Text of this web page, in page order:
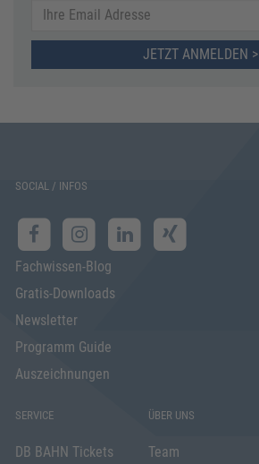
JETZT ANMELDEN >
SOCIAL / INFOS
Fachwissen-Blog
Gratis-Downloads
Newsletter
Programm Guide
Auszeichnungen
SERVICE
DB BAHN Tickets
ÜBER UNS
Team